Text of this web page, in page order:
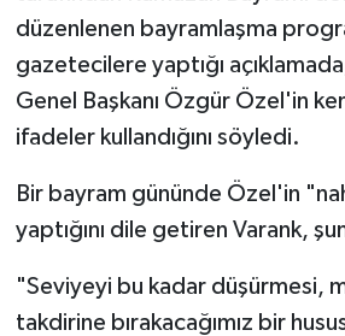
düzenlenen bayramlaşma
gazetecilere yaptığı
Genel Başkanı Özgür Özel'in
ifadeler kullandığını söyledi.
Bir bayram gününde Özel'in
yaptığını dile getiren Varank,
"Seviyeyi bu kadar düşürmesi,
takdirine bırakacağımız bir